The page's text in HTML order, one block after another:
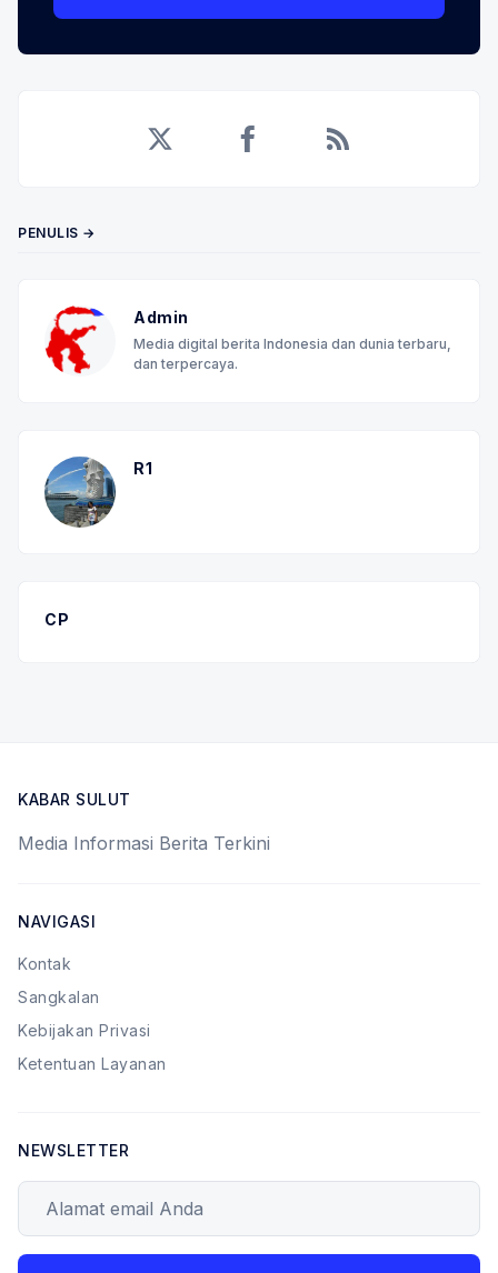
PENULIS →
Admin
Media digital berita Indonesia dan dunia terbaru,
dan terpercaya.
R1
CP
KABAR SULUT
Media Informasi Berita Terkini
NAVIGASI
Kontak
Sangkalan
Kebijakan Privasi
Ketentuan Layanan
NEWSLETTER
Alamat email Anda